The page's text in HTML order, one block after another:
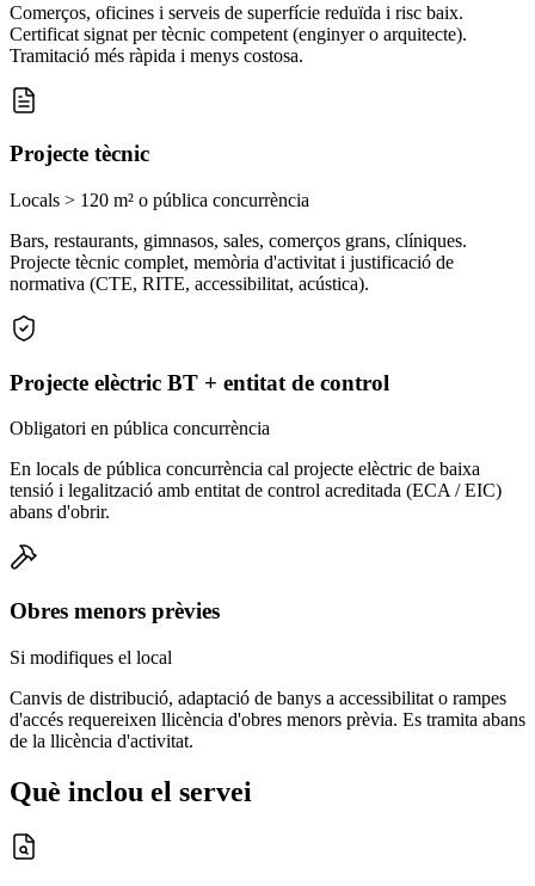
Comerços, oficines i serveis de superfície reduïda i risc baix.
Certificat signat per tècnic competent (enginyer o arquitecte).
Tramitació més ràpida i menys costosa.
Projecte tècnic
Locals > 120 m² o pública concurrència
Bars, restaurants, gimnasos, sales, comerços grans, clíniques.
Projecte tècnic complet, memòria d'activitat i justificació de
normativa (CTE, RITE, accessibilitat, acústica).
Projecte elèctric BT + entitat de control
Obligatori en pública concurrència
En locals de pública concurrència cal projecte elèctric de baixa
tensió i legalització amb entitat de control acreditada (ECA / EIC)
abans d'obrir.
Obres menors prèvies
Si modifiques el local
Canvis de distribució, adaptació de banys a accessibilitat o rampes
d'accés requereixen llicència d'obres menors prèvia. Es tramita abans
de la llicència d'activitat.
Què inclou el servei